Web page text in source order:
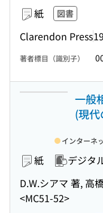
紙 図書
Clarendon Press
著者標目（識別子）
一般
(現
紙 デジタ
D.W.シアマ 著, 高
<MC51-52>
インターネ